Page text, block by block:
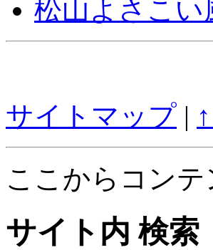
松山よさこい
サイトマップ |
ここからコン
サイト内 検索